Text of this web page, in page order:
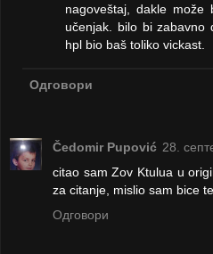
nagoveštaj, dakle
učenjak. bilo bi zabavno
hpl bio baš toliko vickast.
Одговори
Čedomir Pupović 28.
citao sam Zov Ktulua u
za citanje, mislio sam bice
Одговори